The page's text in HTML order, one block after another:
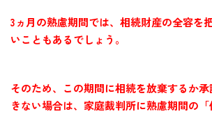
3ヵ月の熟慮期間では、相続財産の全容を
いこともあるでしょう。
そのため、この期間に相続を放棄するか
きない場合は、家庭裁判所に熟慮期間の